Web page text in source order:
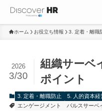
ホーム お役立ち情報 3. 定着・離職
組織サーベ
ポイント
2026
3/30
3. 定着・離職防止
5. 人的資本経
エンゲージメント
パルスサーベ